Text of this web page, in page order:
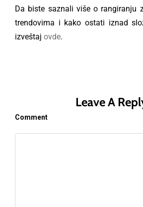
Da biste saznali više o rangiranju
trendovima i kako ostati iznad
izveštaj ovde.
Leave A
Comment